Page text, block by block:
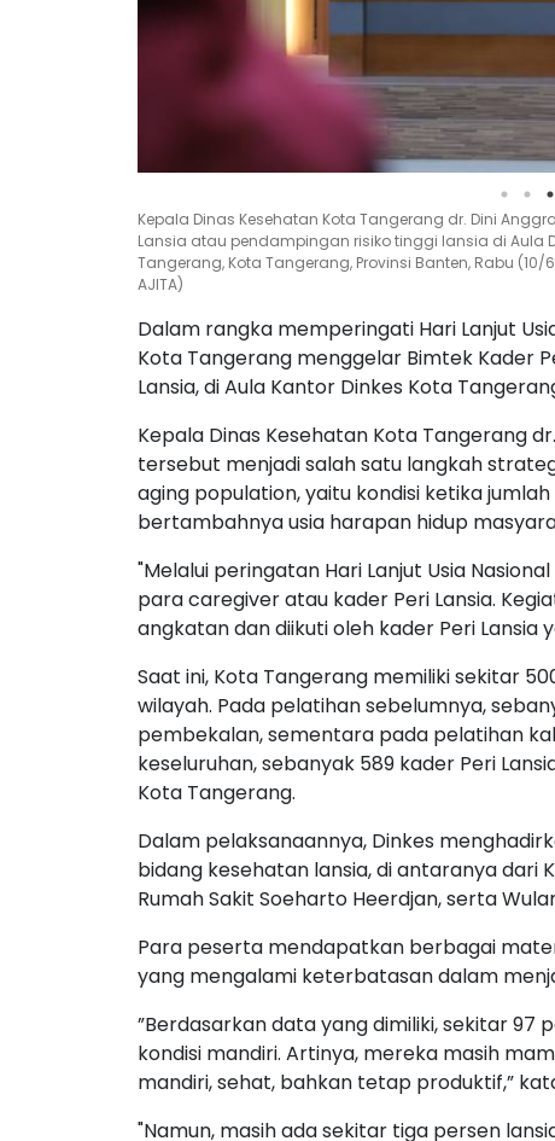
Kepala Dinas Kesehatan Kota Tangerang dr. Dini
Lansia atau pendampingan risiko tinggi lansia di Aula
Tangerang, Kota Tangerang, Provinsi Banten, Rabu (10/
AJITA)
Dalam rangka memperingati Hari Lanjut
Kota Tangerang menggelar Bimtek Kader
Lansia, di Aula Kantor Dinkes Kota
Kepala Dinas Kesehatan Kota Tangerang
tersebut menjadi salah satu langkah
aging population, yaitu kondisi ketika
bertambahnya usia harapan hidup
"Melalui peringatan Hari Lanjut Usia
para caregiver atau kader Peri Lansia.
angkatan dan diikuti oleh kader Peri Lansia
Saat ini, Kota Tangerang memiliki sekitar
wilayah. Pada pelatihan sebelumnya,
pembekalan, sementara pada pelatihan
keseluruhan, sebanyak 589 kader Peri
Kota Tangerang.
Dalam pelaksanaannya, Dinkes
bidang kesehatan lansia, di antaranya dari
Rumah Sakit Soeharto Heerdjan, serta
Para peserta mendapatkan berbagai
yang mengalami keterbatasan dalam
”Berdasarkan data yang dimiliki, sekitar 97
kondisi mandiri. Artinya, mereka masih
mandiri, sehat, bahkan tetap produktif,”
"Namun, masih ada sekitar tiga persen